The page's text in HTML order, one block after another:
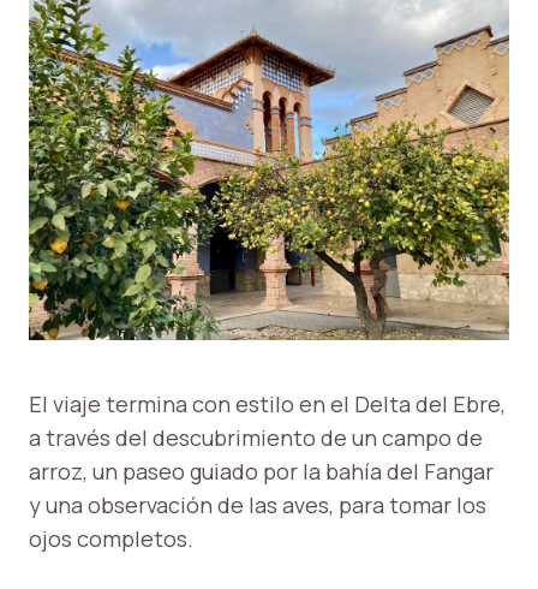
El viaje termina con estilo en el Delta del Ebre,
a través del descubrimiento de un campo de
arroz, un paseo guiado por la bahía del Fangar
y una observación de las aves, para tomar los
ojos completos.